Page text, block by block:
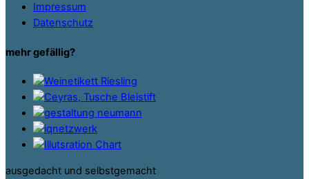
Impressum
Datenschutz
mehr gefällig?
ausgedacht und selbstgemacht